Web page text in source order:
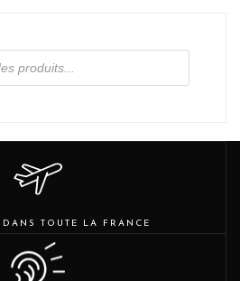
TOUTE LA FRANCE